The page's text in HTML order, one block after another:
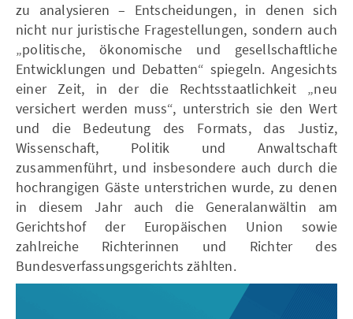
zu analysieren – Entscheidungen, in denen sich
nicht nur juristische Fragestellungen, sondern auch
„politische, ökonomische und gesellschaftliche
Entwicklungen und Debatten“ spiegeln. Angesichts
einer Zeit, in der die Rechtsstaatlichkeit „neu
versichert werden muss“, unterstrich sie den Wert
und die Bedeutung des Formats, das Justiz,
Wissenschaft, Politik und Anwaltschaft
zusammenführt, und insbesondere auch durch die
hochrangigen Gäste unterstrichen wurde, zu denen
in diesem Jahr auch die Generalanwältin am
Gerichtshof der Europäischen Union sowie
zahlreiche Richterinnen und Richter des
Bundesverfassungsgerichts zählten.